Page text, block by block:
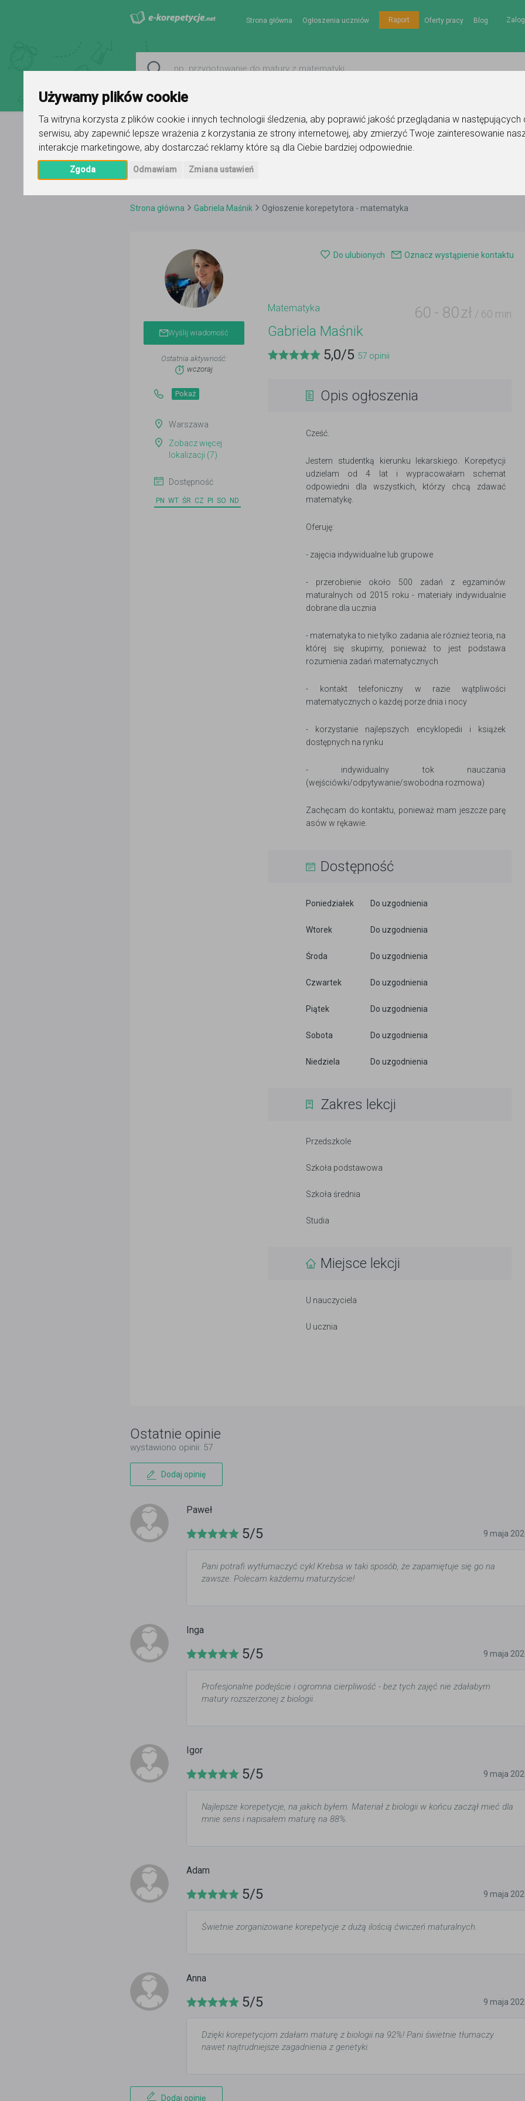
Używamy plików cookie
Ta witryna korzysta z plików cookie i innych technologii śledzenia, aby poprawić jakość przeglądania w
serwisu, aby zapewnić lepsze wrażenia z korzystania ze strony internetowej, aby zmierzyć Twoje zainteresowanie
interakcje marketingowe, aby dostarczać reklamy które są dla Ciebie bardziej odpowiednie.
Zgoda Odmawiam Zmiana ustawień
Strona główna Ogłoszenia uczniów Raport Oferty pracy Blog
Strona główna Gabriela Maśnik Ogłoszenie korepetytora - matematyka
Do ulubionych Oznacz wystąpienie kontaktu
Wyślij wiadomość
Ostatnia aktywność:
wczoraj
Pokaż
Warszawa
Zobacz więcej
lokalizacji (7)
Dostępność
PN WT ŚR CZ PI SO ND
Matematyka 60 - 80 zł / 60 min
Gabriela Maśnik
5,0/5 57 opinii
Opis ogłoszenia
Cześć.
Jestem studentką kierunku lekarskiego. Korepetycji
udzielam od 4 lat i wypracowałam schemat
odpowiedni dla wszystkich, którzy chcą zdawać
matematykę.
Oferuję:
- zajęcia indywidualne lub grupowe
- przerobienie około 500 zadań z egzaminów
maturalnych od 2015 roku - materiały indywidualnie
dobrane dla ucznia
- matematyka to nie tylko zadania ale róznież teoria, na
której się skupimy, ponieważ to jest podstawa
rozumienia zadań matematycznych
- kontakt telefoniczny w razie wątpliwości
matematycznych o każdej porze dnia i nocy
- korzystanie najlepszych encyklopedii i książek
dostępnych na rynku
- indywidualny tok nauczania
(wejściówki/odpytywanie/swobodna rozmowa)
Zachęcam do kontaktu, ponieważ mam jeszcze parę
asów w rękawie.
Dostępność
Poniedziałek Do uzgodnienia
Wtorek Do uzgodnienia
Środa Do uzgodnienia
Czwartek Do uzgodnienia
Piątek Do uzgodnienia
Sobota Do uzgodnienia
Niedziela Do uzgodnienia
Zakres lekcji
Przedszkole
Szkoła podstawowa
Szkoła średnia
Studia
Miejsce lekcji
U nauczyciela
U ucznia
Ostatnie opinie
wystawiono opinii: 57
Dodaj opinię
Paweł
5/5 9 maja
Pani potrafi wytłumaczyć cykl Krebsa w taki sposób, że zapamiętuje się go na
zawsze. Polecam każdemu maturzyście!
Inga
5/5 9 maja
Profesjonalne podejście i ogromna cierpliwość - bez tych zajęć nie zdałabym
matury rozszerzonej z biologii.
Igor
5/5 9 maja
Najlepsze korepetycje, na jakich byłem. Materiał z biologii w końcu zaczął mieć dla
mnie sens i napisałem maturę na 88%.
Adam
5/5 9 maja
Świetnie zorganizowane korepetycje z dużą ilością ćwiczeń maturalnych.
Anna
5/5 9 maja
Dzięki korepetycjom zdałam maturę z biologii na 92%! Pani świetnie tłumaczy
nawet najtrudniejsze zagadnienia z genetyki.
Dodaj opinię